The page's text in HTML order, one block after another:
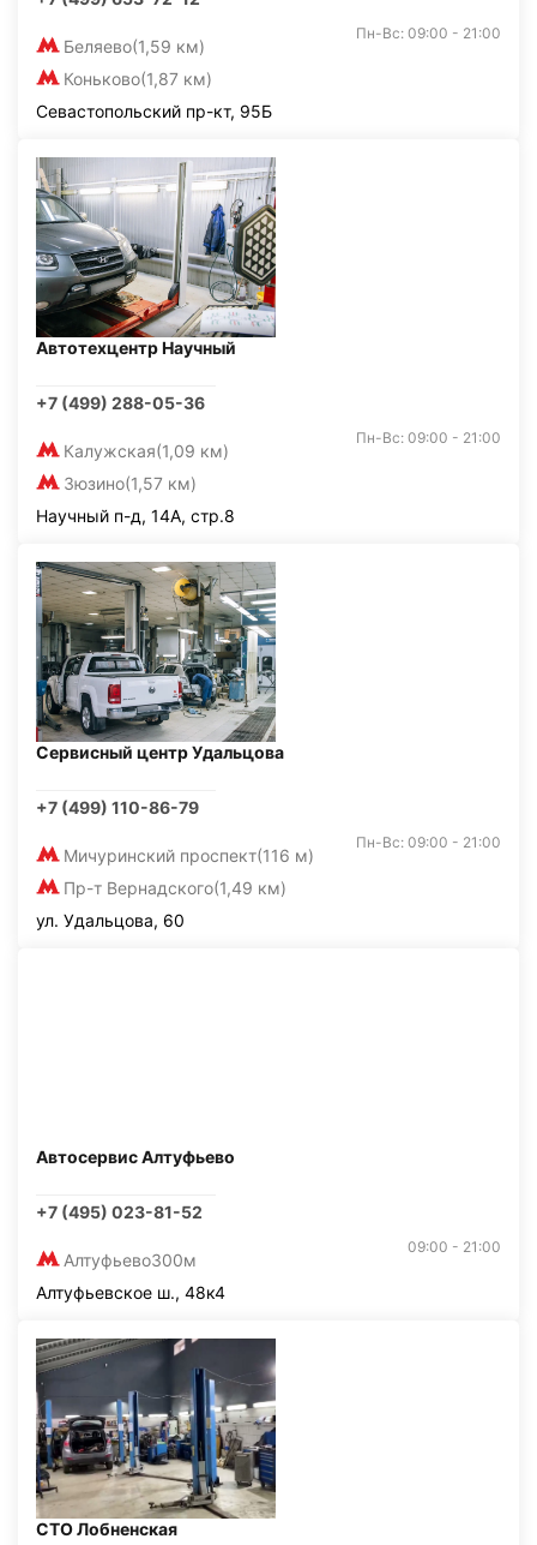
Беляево(1,59 км)
Коньково(1,87 км)
Пн-Вс: 09:00 - 21:00
Севастопольский пр-кт, 95Б
Автотехцентр Научный
+7 (499) 288-05-36
Калужская(1,09 км)
Зюзино(1,57 км)
Пн-Вс: 09:00 - 21:00
Научный п-д, 14А, стр.8
Сервисный центр Удальцова
+7 (499) 110-86-79
Мичуринский проспект(116 м)
Пр-т Вернадского(1,49 км)
Пн-Вс: 09:00 - 21:00
ул. Удальцова, 60
Автосервис Алтуфьево
+7 (495) 023-81-52
Алтуфьево300м
09:00 - 21:00
Алтуфьевское ш., 48к4
СТО Лобненская